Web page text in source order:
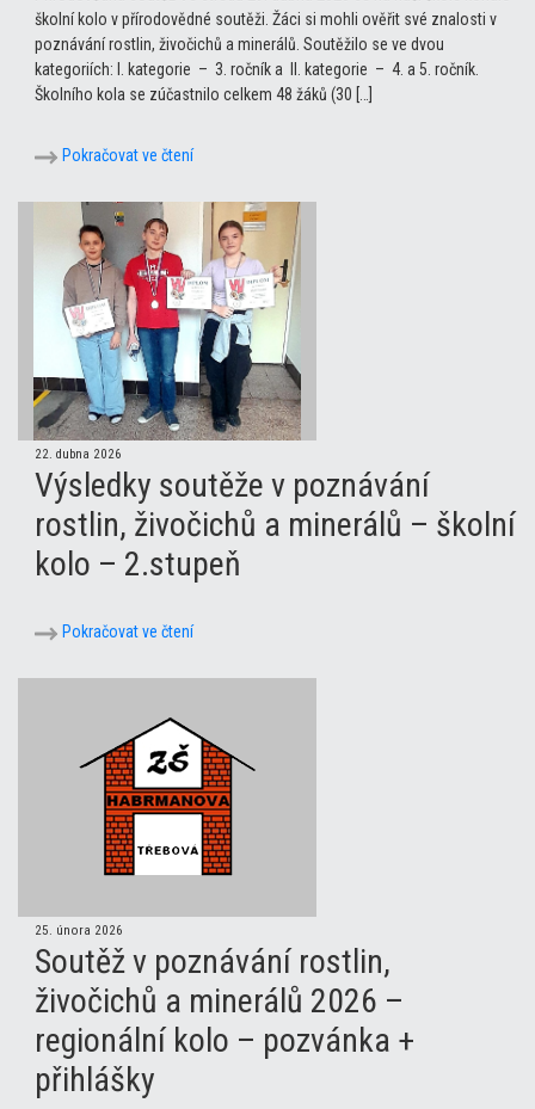
školní kolo v přírodovědné soutěži. Žáci si mohli ověřit své znalosti v
poznávání rostlin, živočichů a minerálů. Soutěžilo se ve dvou
kategoriích: I. kategorie – 3. ročník a II. kategorie – 4. a 5. ročník.
Školního kola se zúčastnilo celkem 48 žáků (30 […]
Pokračovat ve čtení
22. dubna 2026
Výsledky soutěže v poznávání
rostlin, živočichů a minerálů – školní
kolo – 2.stupeň
Pokračovat ve čtení
25. února 2026
Soutěž v poznávání rostlin,
živočichů a minerálů 2026 –
regionální kolo – pozvánka +
přihlášky